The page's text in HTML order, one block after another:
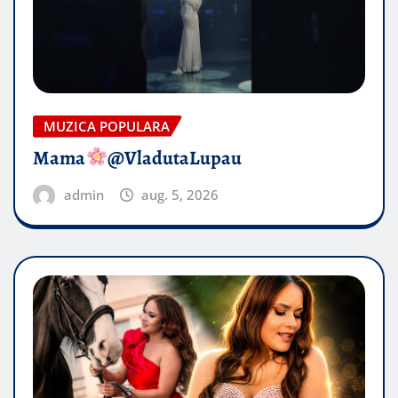
MUZICA POPULARA
Mama @VladutaLupau
admin aug. 5, 2026